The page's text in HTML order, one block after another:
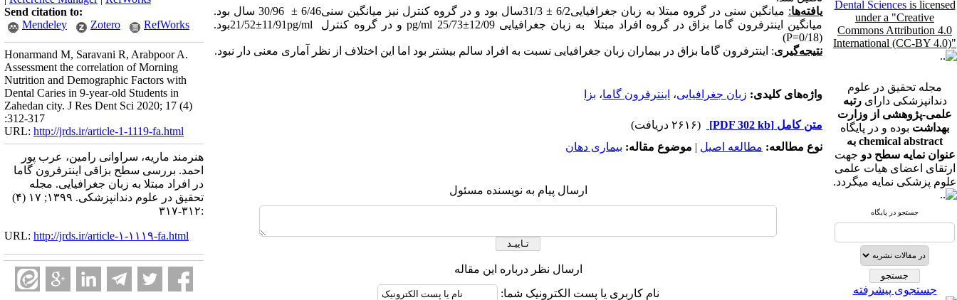
Dental Sciences is licensed
under a "Creative
Commons Attribution 4.0
International (CC-BY 4.0)"
مجله تحقیق در علوم
دندانپزشکی دارایرتبه
علمی-پژوهشی از وزارت
بهداشت بوده و در پایگاه
chemical abstract به
عنوان نمایه سطح دو جهت
ارتقای اعضای هیات علمی
علوم پزشکی نمایه میگردد.
جستجو در پایگاه
جستجوی پیشرفته
یافته‌ها: میانگین سنی در گروه مبتلا به زبان جغرافیایی6/2 ±31/3سال بود و در گروه کنترل نیز میانگین سنی6/46 ±
30/96 سال بود.
میانگین اینترفرون گاما بزاق در گروه افراد مبتلا به زبان جغرافیایی 12/09
±
25/73
pg/mlو در گروه کنترل pg/ml
11/91
±
21/52بود.
(0/18=
P
)
نتیجه‌گیری: اینترفرون گاما بزاق در بیماران زبان جغرافیایی نسبت به افراد سالم بیشتر بود اما این اختلاف از نظر آماری معنی دار نبود.
واژه‌های کلیدی: زبان جغرافیایی، اینترفرون گاما، بزا
متن کامل [PDF 302 kb]
(۲۶۱۶ دریافت)
نوع مطالعه: مطالعه اصیل | موضوع مقاله: بیماری دهان
ارسال پیام به نویسنده مسئول
ارسال نظر درباره این مقاله
نام کاربری یا پست الکترونیک شما:
Send citation to:
Mendeley
Zotero RefWorks
Honarmand M, Saravani R, Arabpoor A.
Assessment the correlation of Morning
Nutrition and Demographic Factors with
Dental Caries in 9-year-old Students in
Zahedan city. J Res Dent Sci 2020; 17 (4)
:312-317
URL: http://jrds.ir/article-1-1119-fa.html
هنرمند ماریه، سراوانی رامین، عرب پور
احمد. بررسی سطح بزاقی اینترفرون گاما
در افراد مبتلا به زبان جغرافیایی. مجله
تحقیق در علوم دندانپزشکی. ۱۳۹۹; ۱۷ (۴)
:۳۱۲-۳۱۷
URL: http://jrds.ir/article-۱-۱۱۱۹-fa.html